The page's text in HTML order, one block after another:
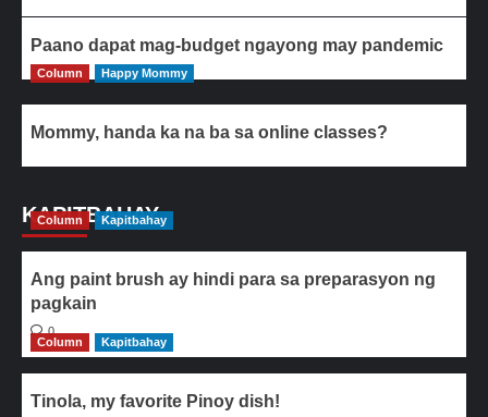
Paano dapat mag-budget ngayong may pandemic
Column Happy Mommy
Mommy, handa ka na ba sa online classes?
KAPITBAHAY
Column Kapitbahay
Ang paint brush ay hindi para sa preparasyon ng
pagkain
0
Column
Kapitbahay
Tinola, my favorite Pinoy dish!